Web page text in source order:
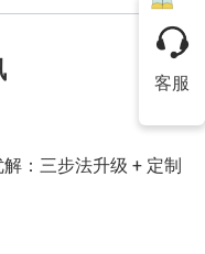
：三步法升级 + 定制